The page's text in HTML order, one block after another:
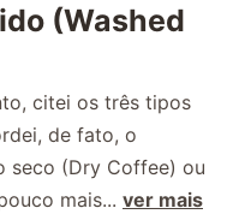
(Washed
citei os três tipos
de fato, o
seco (Dry Coffee) ou
mais... ver mais